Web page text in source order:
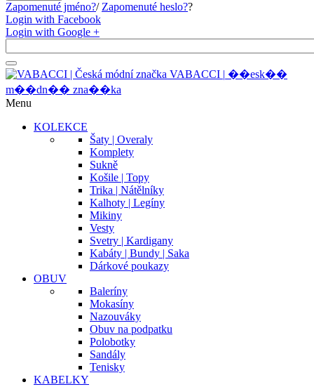
Zapomenuté jméno?/ Zapomenuté heslo??
Login with Facebook
Login with Google +
VABACCI | ��esk��
m��dn�� zna��ka
Menu
KOLEKCE
Šaty | Overaly
Komplety
Sukně
Košile | Topy
Trika | Nátělníky
Kalhoty | Legíny
Mikiny
Vesty
Svetry | Kardigany
Kabáty | Bundy | Saka
Dárkové poukazy
OBUV
Baleríny
Mokasíny
Nazouváky
Obuv na podpatku
Polobotky
Sandály
Tenisky
KABELKY